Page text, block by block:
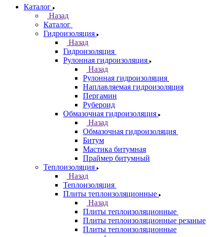
Каталог
Назад
Каталог
Гидроизоляция
Назад
Гидроизоляция
Рулонная гидроизоляция
Назад
Рулонная гидроизоляция
Наплавляемая гидроизоляция
Пергамин
Рубероид
Обмазочная гидроизоляция
Назад
Обмазочная гидроизоляция
Битум
Мастика битумная
Праймер битумный
Теплоизоляция
Назад
Теплоизоляция
Плиты теплоизоляционные
Назад
Плиты теплоизоляционные
Плиты теплоизоляционные резаные
Плиты теплоизоляционные